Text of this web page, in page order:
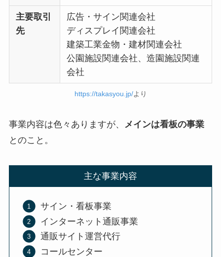
主要取引
先
広告・サイン関連会社
ディスプレイ関連会社
建築工業金物・建材関連会社
公園施設関連会社、造園施設関連
会社
https://takasyou.jp/より
事業内容は色々ありますが、
メインは看板の事業
とのこと。
主な事業内容
サイン・看板事業
インターネット通販事業
通販サイト運営代行
コールセンター